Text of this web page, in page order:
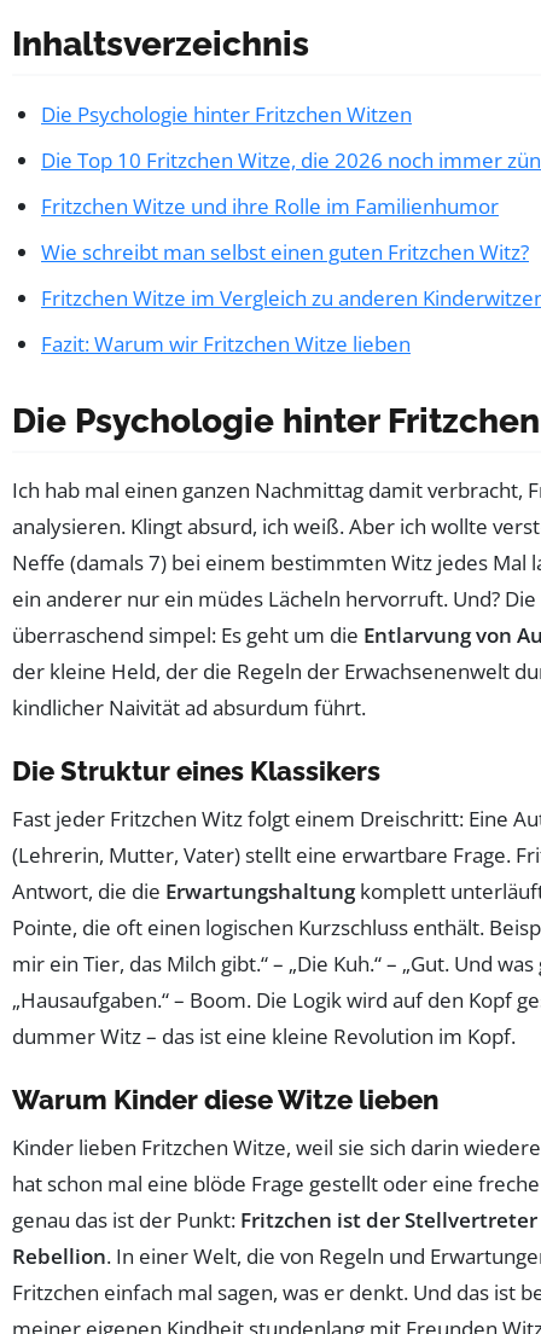
Inhaltsverzeichnis
Die Psychologie hinter Fritzchen Witzen
Die Top 10 Fritzchen Witze, die 2026 noch immer
Fritzchen Witze und ihre Rolle im Familienhumor
Wie schreibt man selbst einen guten Fritzchen Witz?
Fritzchen Witze im Vergleich zu anderen
Fazit: Warum wir Fritzchen Witze lieben
Die Psychologie hinter
Ich hab mal einen ganzen Nachmittag damit verbracht,
analysieren. Klingt absurd, ich weiß. Aber ich wollte
Neffe (damals 7) bei einem bestimmten Witz jedes Mal
ein anderer nur ein müdes Lächeln hervorruft. Und?
überraschend simpel: Es geht um die Entlarvung von
der kleine Held, der die Regeln der Erwachsenenwelt
kindlicher Naivität ad absurdum führt.
Die Struktur eines Klassikers
Fast jeder Fritzchen Witz folgt einem Dreischritt: Eine
(Lehrerin, Mutter, Vater) stellt eine erwartbare Frage.
Antwort, die die Erwartungshaltungkomplett
Pointe, die oft einen logischen Kurzschluss enthält.
mir ein Tier, das Milch gibt.“ – „Die Kuh.“ – „Gut. Und
„Hausaufgaben.“ – Boom. Die Logik wird auf den Kopf
dummer Witz – das ist eine kleine Revolution im Kopf.
Warum Kinder diese Witze lieben
Kinder lieben Fritzchen Witze, weil sie sich darin
hat schon mal eine blöde Frage gestellt oder eine
genau das ist der Punkt: Fritzchen ist der
Rebellion. In einer Welt, die von Regeln und
Fritzchen einfach mal sagen, was er denkt. Und das ist